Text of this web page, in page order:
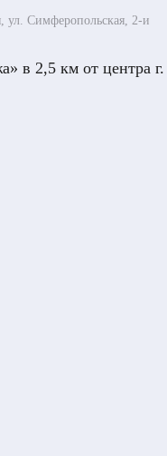
ул. Симферопольская, 2-и
в 2,5 км от центра